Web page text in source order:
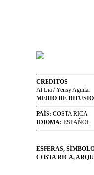
CRÉDITOS
Al Día / Yensy Aguilar
MEDIO DE
PAÍS: COSTA RICA
IDIOMA: ESPAÑOL
ESFERAS,
COSTA RICA,